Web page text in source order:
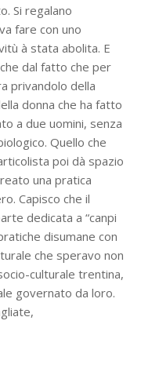
Si regalano
fare con uno
à stata abolita. E
dal fatto che per
privandolo della
donna che ha fatto
a due uomini, senza
Quello che
poi dà spazio
una pratica
Capisco che il
dedicata a “canpi
disumane con
che speravo non
culturale trentina,
governato da loro.